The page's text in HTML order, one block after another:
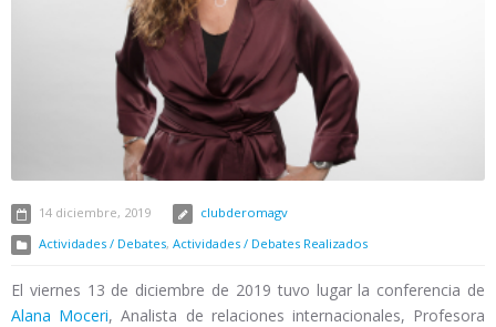
14 diciembre, 2019
clubderomagv
Actividades / Debates, Actividades / Debates Realizados
El viernes 13 de diciembre de 2019 tuvo lugar la conferencia de
Alana Moceri, Analista de relaciones internacionales, Profesora